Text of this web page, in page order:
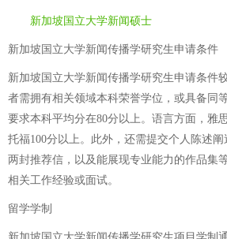
新加坡国立大学新闻硕士
新加坡国立大学新闻传播学研究生申请条件
新加坡国立大学新闻传播学研究生申请条件
者需拥有相关领域本科荣誉学位，或具备同
要求本科平均分在80分以上。语言方面，雅
托福100分以上。此外，还需提交个人陈述阐
两封推荐信，以及能展现专业能力的作品集
相关工作经验或面试。
留学学制